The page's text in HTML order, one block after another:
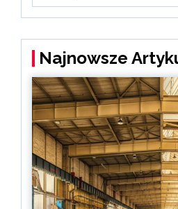
Najnowsze